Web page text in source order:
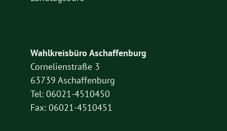
Wahlkreisbüro Aschaffenburg
Cornelienstraße 3
63739 Aschaffenburg
Tel: 06021-4510450
Fax: 06021-4510451